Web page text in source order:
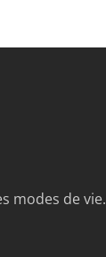
modes de vie.